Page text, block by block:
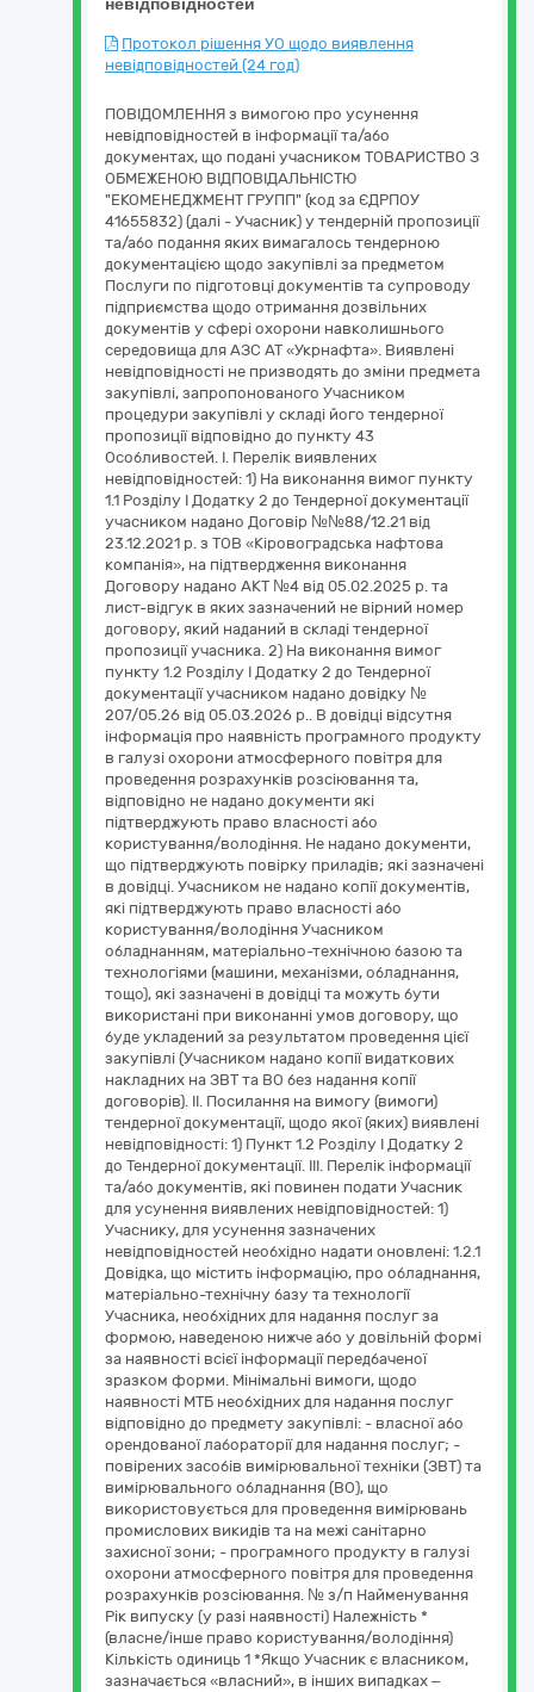
невідповідностей
Протокол рішення УО щодо виявлення
невідповідностей (24 год)
ПОВІДОМЛЕННЯ з вимогою про усунення
невідповідностей в інформації та/або
документах, що подані учасником ТОВАРИСТВО З
ОБМЕЖЕНОЮ ВІДПОВІДАЛЬНІСТЮ
"ЕКОМЕНЕДЖМЕНТ ГРУПП" (код за ЄДРПОУ
41655832) (далі - Учасник) у тендерній пропозиції
та/або подання яких вимагалось тендерною
документацією щодо закупівлі за предметом
Послуги по підготовці документів та супроводу
підприємства щодо отримання дозвільних
документів у сфері охорони навколишнього
середовища для АЗС АТ «Укрнафта». Виявлені
невідповідності не призводять до зміни предмета
закупівлі, запропонованого Учасником
процедури закупівлі у складі його тендерної
пропозиції відповідно до пункту 43
Особливостей. І. Перелік виявлених
невідповідностей: 1) На виконання вимог пункту
1.1 Розділу І Додатку 2 до Тендерної документації
учасником надано Договір №№88/12.21 від
23.12.2021 р. з ТОВ «Кіровоградська нафтова
компанія», на підтвердження виконання
Договору надано АКТ №4 від 05.02.2025 р. та
лист-відгук в яких зазначений не вірний номер
договору, який наданий в складі тендерної
пропозиції учасника. 2) На виконання вимог
пункту 1.2 Розділу І Додатку 2 до Тендерної
документації учасником надано довідку №
207/05.26 від 05.03.2026 р.. В довідці відсутня
інформація про наявність програмного продукту
в галузі охорони атмосферного повітря для
проведення розрахунків розсіювання та,
відповідно не надано документи які
підтверджують право власності або
користування/володіння. Не надано документи,
що підтверджують повірку приладів; які зазначені
в довідці. Учасником не надано копії документів,
які підтверджують право власності або
користування/володіння Учасником
обладнанням, матеріально-технічною базою та
технологіями (машини, механізми, обладнання,
тощо), які зазначені в довідці та можуть бути
використані при виконанні умов договору, що
буде укладений за результатом проведення цієї
закупівлі (Учасником надано копії видаткових
накладних на ЗВТ та ВО без надання копії
договорів). ІІ. Посилання на вимогу (вимоги)
тендерної документації, щодо якої (яких) виявлені
невідповідності: 1) Пункт 1.2 Розділу І Додатку 2
до Тендерної документації. ІІІ. Перелік інформації
та/або документів, які повинен подати Учасник
для усунення виявлених невідповідностей: 1)
Учаснику, для усунення зазначених
невідповідностей необхідно надати оновлені: 1.2.1
Довідка, що містить інформацію, про обладнання,
матеріально-технічну базу та технології
Учасника, необхідних для надання послуг за
формою, наведеною нижче або у довільній формі
за наявності всієї інформації передбаченої
зразком форми. Мінімальні вимоги, щодо
наявності МТБ необхідних для надання послуг
відповідно до предмету закупівлі: - власної або
орендованої лабораторії для надання послуг; -
повірених засобів вимірювальної техніки (ЗВТ) та
вимірювального обладнання (ВО), що
використовується для проведення вимірювань
промислових викидів та на межі санітарно
захисної зони; - програмного продукту в галузі
охорони атмосферного повітря для проведення
розрахунків розсіювання. № з/п Найменування
Рік випуску (у разі наявності) Належність *
(власне/інше право користування/володіння)
Кількість одиниць 1 *Якщо Учасник є власником,
зазначається «власний», в інших випадках –